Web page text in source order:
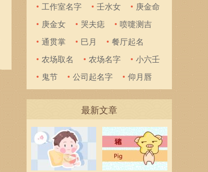
工作室名字
壬水女
庚金命
庚金女
哭夫痣
喷嚏测吉
通贯掌
巳月
餐厅起名
农场取名
农场名字
小六壬
鬼节
公司起名字 仰月唇
最新文章